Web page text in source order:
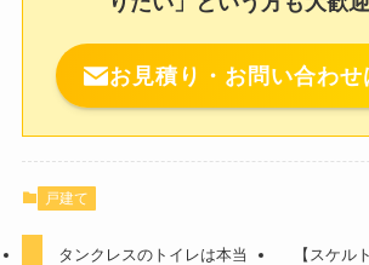
お見積り・お問い合わせ
戸建て
タンクレスのトイレは本当
【スケル